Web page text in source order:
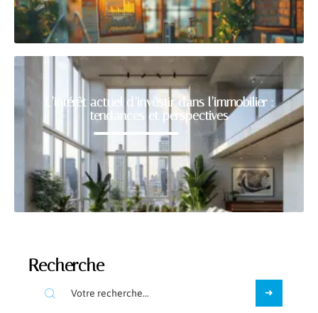
L’intérêt actuel d’investir dans l’immobilier :
tendances et perspectives
Recherche